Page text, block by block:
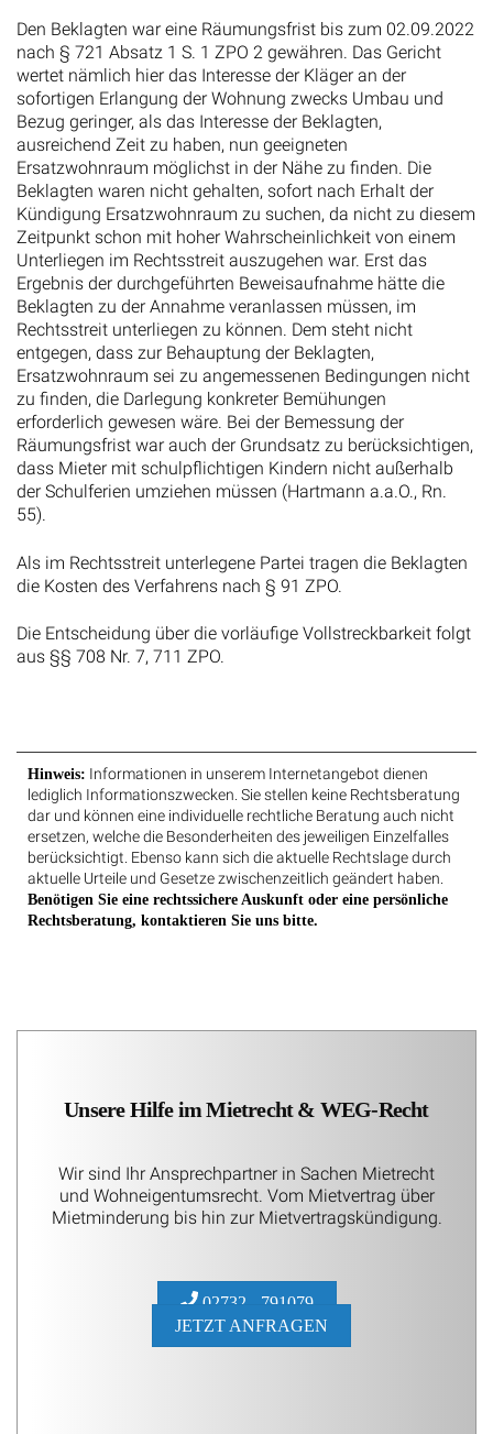
nach § 721 Absatz 1 S. 1 ZPO 2 gewähren. Das Gericht
wertet nämlich hier das Interesse der Kläger an der
sofortigen Erlangung der Wohnung zwecks Umbau und
Bezug geringer, als das Interesse der Beklagten,
ausreichend Zeit zu haben, nun geeigneten
Ersatzwohnraum möglichst in der Nähe zu finden. Die
Beklagten waren nicht gehalten, sofort nach Erhalt der
Kündigung Ersatzwohnraum zu suchen, da nicht zu diesem
Zeitpunkt schon mit hoher Wahrscheinlichkeit von einem
Unterliegen im Rechtsstreit auszugehen war. Erst das
Ergebnis der durchgeführten Beweisaufnahme hätte die
Beklagten zu der Annahme veranlassen müssen, im
Rechtsstreit unterliegen zu können. Dem steht nicht
entgegen, dass zur Behauptung der Beklagten,
Ersatzwohnraum sei zu angemessenen Bedingungen nicht
zu finden, die Darlegung konkreter Bemühungen
erforderlich gewesen wäre. Bei der Bemessung der
Räumungsfrist war auch der Grundsatz zu berücksichtigen,
dass Mieter mit schulpflichtigen Kindern nicht außerhalb
der Schulferien umziehen müssen (Hartmann a.a.O., Rn.
55).
die Kosten des Verfahrens nach § 91 ZPO.
aus §§ 708 Nr. 7, 711 ZPO.
Hinweis:Informationen in unserem Internetangebot dienen
lediglich Informationszwecken. Sie stellen keine Rechtsberatung
dar und können eine individuelle rechtliche Beratung auch nicht
ersetzen, welche die Besonderheiten des jeweiligen Einzelfalles
berücksichtigt. Ebenso kann sich die aktuelle Rechtslage durch
aktuelle Urteile und Gesetze zwischenzeitlich geändert haben.
Benötigen Sie eine rechtssichere Auskunft oder eine persönliche
Rechtsberatung, kontaktieren Sie uns bitte.
und Wohneigentumsrecht. Vom Mietvertrag über
Mietminderung bis hin zur Mietvertragskündigung.
02732 - 791079
JETZT ANFRAGEN